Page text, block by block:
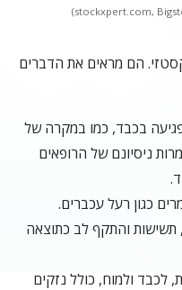
הם מראים את הדברים
בכבד, כמו במקרה של
למרות ניסיונם של הרופאים
כגון רעל עכברים.
תשישות והתקף לב כתוצאה
לכבד ולמוח, כולל נזקים